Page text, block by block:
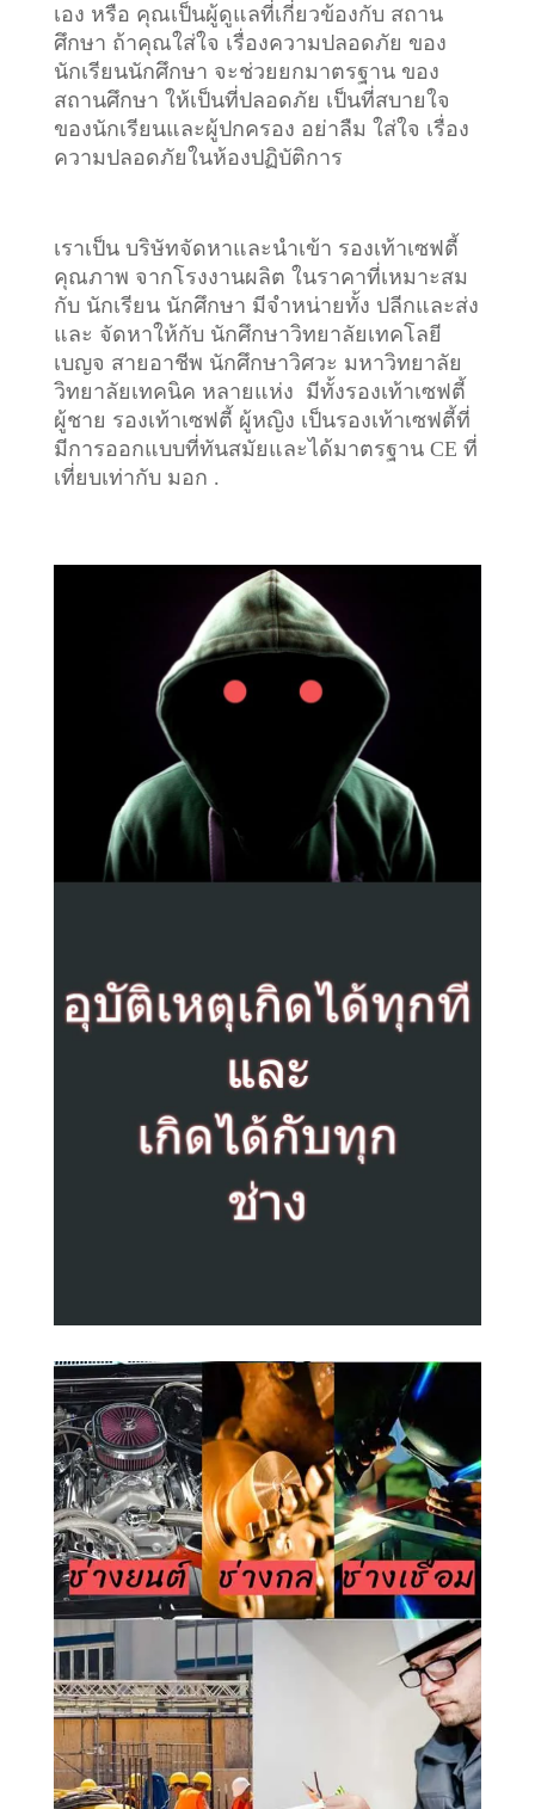
เอง หรือ คุณเป็นผู้ดูแลที่เกี่ยวข้องกับ สถาน
ศึกษา ถ้าคุณใส่ใจ เรื่องความปลอดภัย ของ
นักเรียนนักศึกษา จะช่วยยกมาตรฐาน ของ
สถานศึกษา ให้เป็นที่ปลอดภัย เป็นที่สบายใจ
ของนักเรียนและผู้ปกครอง อย่าลืม ใส่ใจ เรื่อง
ความปลอดภัยในห้องปฏิบัติการ
เราเป็น บริษัทจัดหาและนำเข้า รองเท้าเซฟตี้
คุณภาพ จากโรงงานผลิต ในราคาที่เหมาะสม
กับ นักเรียน นักศึกษา มีจำหน่ายทั้ง ปลีกและส่ง
และ จัดหาให้กับ นักศึกษาวิทยาลัยเทคโลยี
เบญจ สายอาชีพ นักศึกษาวิศวะ มหาวิทยาลัย
วิทยาลัยเทคนิค หลายแห่ง มีทั้งรองเท้าเซฟตี้
ผู้ชาย รองเท้าเซฟตี้ ผู้หญิง เป็นรองเท้าเซฟตี้ที่
มีการออกแบบที่ทันสมัยและได้มาตรฐาน CE ที่
เที่ยบเท่ากับ มอก .